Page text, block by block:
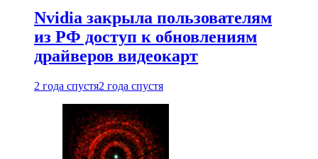
Nvidia закрыла пользователям
из РФ доступ к обновлениям
драйверов видеокарт
2 года спустя2 года спустя